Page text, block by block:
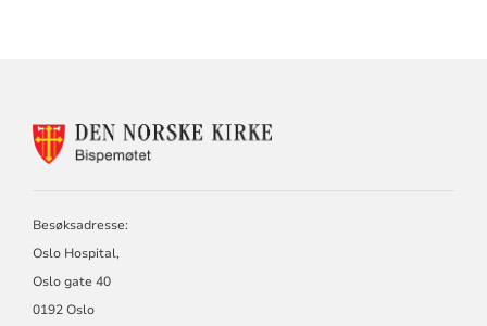
KONTAKTINFORMASJON
Besøksadresse:
Oslo Hospital,
Oslo gate 40
0192 Oslo